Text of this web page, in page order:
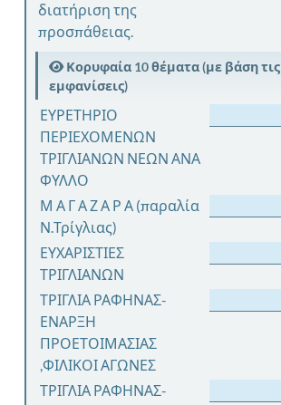
διατήριση της
προσπάθειας.
Κορυφαία 10 θέματα (με βάση τις
εμφανίσεις)
ΕΥΡΕΤΗΡΙΟ
ΠΕΡΙΕΧΟΜΕΝΩΝ
ΤΡΙΓΛΙΑΝΩΝ ΝΕΩΝ ΑΝΑ
ΦΥΛΛΟ
Μ Α Γ Α Ζ Α Ρ Α (παραλία
Ν.Τρίγλιας)
ΕΥΧΑΡΙΣΤΙΕΣ
ΤΡΙΓΛΙΑΝΩΝ
ΤΡΙΓΛΙΑ ΡΑΦΗΝΑΣ-
ΕΝΑΡΞΗ
ΠΡΟΕΤΟΙΜΑΣΙΑΣ
,ΦΙΛΙΚΟΙ ΑΓΩΝΕΣ
ΤΡΙΓΛΙΑ ΡΑΦΗΝΑΣ-